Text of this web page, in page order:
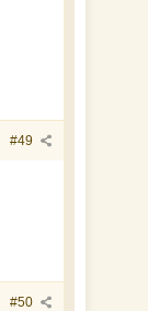
#49
#50